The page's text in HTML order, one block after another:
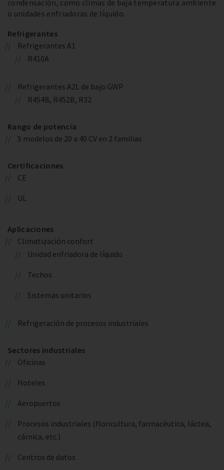
condensación, como climas de baja temperatura ambiente
o unidades enfriadoras de líquido.
Refrigerantes
Refrigerantes A1
R410A
Refrigerantes A2L de bajo GWP
R454B, R452B, R32
Rango de potencia
5 modelos de 20 a 40 CV en 2 familias
Certificaciones
CE
UL
Aplicaciones
Climatización confort
Unidad enfriadora de líquido
Techos
Sistemas unitarios
Refrigeración de procesos industriales
Sectores industriales
Oficinas
Hoteles
Aeropuertos
Procesos industriales (floricultura, farmacéutica, láctea,
cárnica, etc.)
Centros de datos